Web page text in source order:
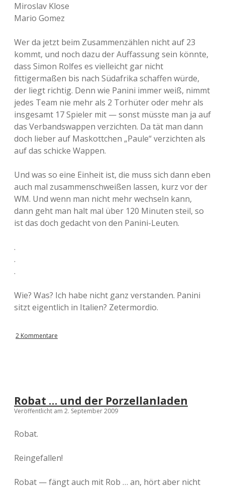
Miroslav Klose
Mario Gomez
Wer da jetzt beim Zusammenzählen nicht auf 23
kommt, und noch dazu der Auffassung sein könnte,
dass Simon Rolfes es vielleicht gar nicht
fittigermaßen bis nach Südafrika schaffen würde,
der liegt richtig. Denn wie Panini immer weiß, nimmt
jedes Team nie mehr als 2 Torhüter oder mehr als
insgesamt 17 Spieler mit — sonst müsste man ja auf
das Verbandswappen verzichten. Da tät man dann
doch lieber auf Maskottchen „Paule“ verzichten als
auf das schicke Wappen.
Und was so eine Einheit ist, die muss sich dann eben
auch mal zusammenschweißen lassen, kurz vor der
WM. Und wenn man nicht mehr wechseln kann,
dann geht man halt mal über 120 Minuten steil, so
ist das doch gedacht von den Panini-Leuten.
.
.
.
Wie? Was? Ich habe nicht ganz verstanden. Panini
sitzt eigentlich in Italien? Zetermordio.
2 Kommentare
Robat … und der Porzellanladen
Veröffentlicht am 2. September 2009
Robat.
Reingefallen!
Robat — fängt auch mit Rob … an, hört aber nicht